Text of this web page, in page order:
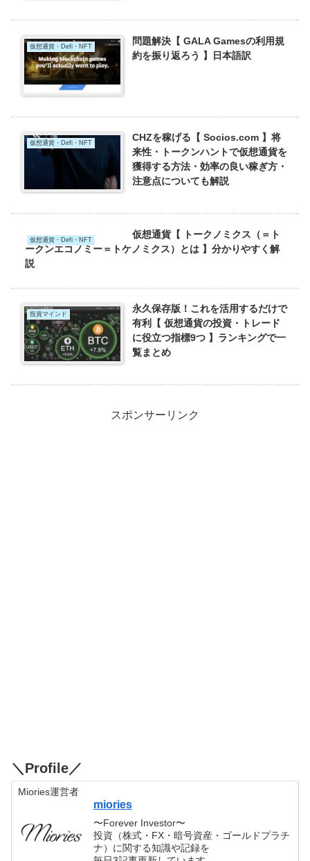
仮想通貨・Defi・NFT
問題解決【 GALA Gamesの利用規
約を振り返ろう 】日本語訳
仮想通貨・Defi・NFT
CHZを稼げる【 Socios.com 】将
来性・トークンハントで仮想通貨を
獲得する方法・効率の良い稼ぎ方・
注意点についても解説
仮想通貨・Defi・NFT
仮想通貨【 トークノミクス（＝ト
ークンエコノミー＝トケノミクス）とは 】分かりやすく解
説
投資マインド
永久保存版！これを活用するだけで
有利【 仮想通貨の投資・トレード
に役立つ指標9つ 】ランキングで一
覧まとめ
スポンサーリンク
＼Profile／
Miories運営者
miories
〜Forever Investor〜
投資（株式・FX・暗号資産・ゴールドプラチ
ナ）に関する知識や記録を